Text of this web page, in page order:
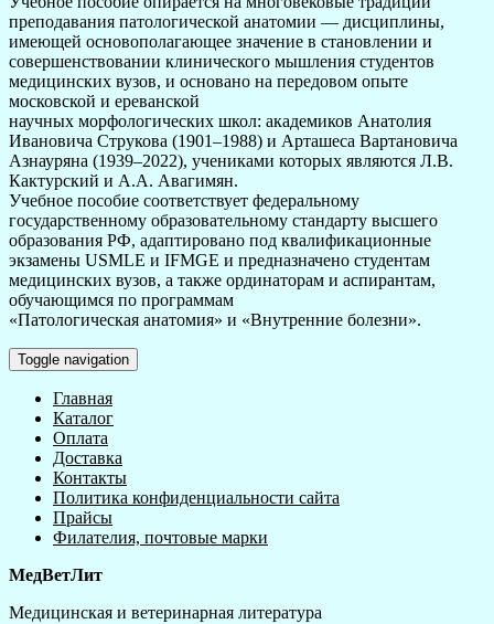
преподавания патологической анатомии — дисциплины,
имеющей основополагающее значение в становлении и
совершенствовании клинического мышления студентов
медицинских вузов, и основано на передовом опыте
московской и ереванской
научных морфологических школ: академиков Анатолия
Ивановича Струкова (1901–1988) и Арташеса Вартановича
Азнауряна (1939–2022), учениками которых являются Л.В.
Кактурский и А.А. Авагимян.
Учебное пособие соответствует федеральному
государственному образовательному стандарту высшего
образования РФ, адаптировано под квалификационные
экзамены USMLE и IFMGE и предназначено студентам
медицинских вузов, а также ординаторам и аспирантам,
обучающимся по программам
«Патологическая анатомия» и «Внутренние болезни».
Toggle navigation
Главная
Каталог
Оплата
Доставка
Контакты
Политика конфиденциальности сайта
Прайсы
Филателия, почтовые марки
МедВетЛит
Медицинская и ветеринарная литература